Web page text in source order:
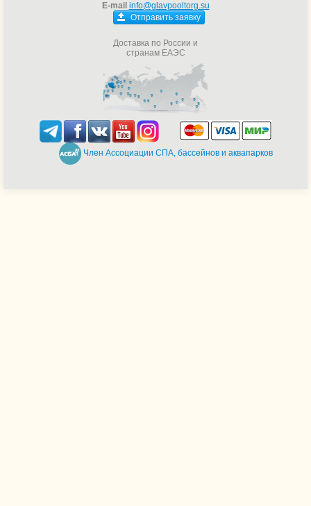
E-mail info@glavpooltorg.su
Отправить заявку
Доставка по России и
странам ЕАЭС
Член Ассоциации СПА, бассейнов и аквапарков